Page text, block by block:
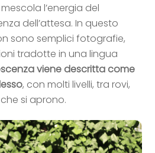
l’energia del
dell’attesa. In questo
sono semplici fotografie,
tradotte in una lingua
viene descritta come
, con molti livelli, tra rovi,
si aprono.